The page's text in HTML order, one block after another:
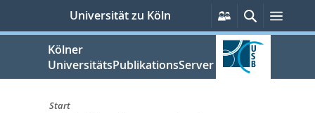
springen
Universität zu Köln
Persönliche
Services
Suche
Kölner
UniversitätsPublikationsServer
Start